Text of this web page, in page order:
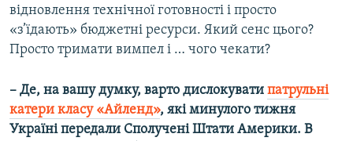
відновлення технічної готовності і просто
«з’їдають» бюджетні ресурси. Який сенс цього?
Просто тримати вимпел і … чого чекати?
– Де, на вашу думку, варто дислокувати патрульні
катери класу «Айленд», які минулого тижня
Україні передали Сполучені Штати Америки. В